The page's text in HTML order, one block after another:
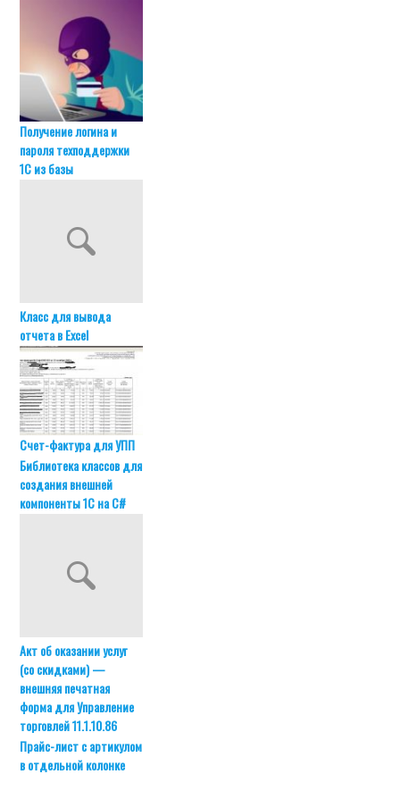
Получение логина и
пароля техподдержки
1С из базы
Класс для вывода
отчета в Excel
Счет-фактура для УПП
Библиотека классов для
создания внешней
компоненты 1С на C#
Акт об оказании услуг
(со скидками) —
внешняя печатная
форма для Управление
торговлей 11.1.10.86
Прайс-лист с артикулом
в отдельной колонке